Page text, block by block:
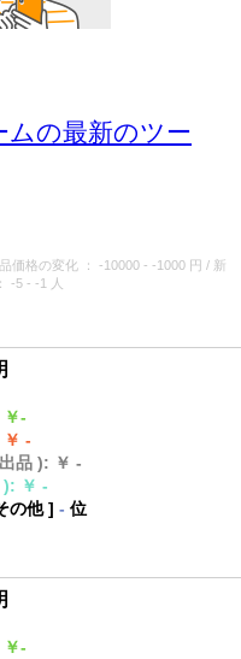
ムの最新のツー
価格の変化 ： -10000 - -1000 円 / 新
： -5 - -1 人
￥-
￥ -
品 ): ￥ -
): ￥ -
の他]- 位
￥-